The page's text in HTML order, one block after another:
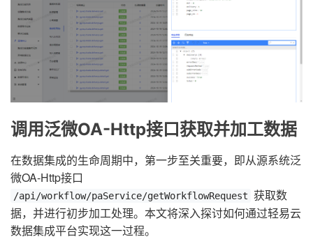
调用泛微OA-Http接口获取并加工数据
在数据集成的生命周期中，第一步至关重要，即从源系统泛
微OA-Http接口
/api/workflow/paService/getWorkflowRequest 获取数
据，并进行初步加工处理。本文将深入探讨如何通过轻易云
数据集成平台实现这一过程。